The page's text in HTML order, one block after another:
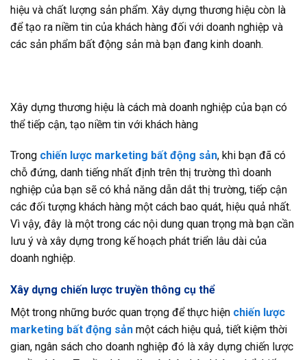
hiệu và chất lượng sản phẩm. Xây dựng thương hiệu còn là
để tạo ra niềm tin của khách hàng đối với doanh nghiệp và
các sản phẩm bất động sản mà bạn đang kinh doanh.
Xây dựng thương hiệu là cách mà doanh nghiệp của bạn có
thể tiếp cận, tạo niềm tin với khách hàng
Trong chiến lược marketing bất động sản, khi bạn đã có
chỗ đứng, danh tiếng nhất định trên thị trường thì doanh
nghiệp của bạn sẽ có khả năng dẫn dắt thị trường, tiếp cận
các đối tượng khách hàng một cách bao quát, hiệu quả nhất.
Vì vậy, đây là một trong các nội dung quan trọng mà bạn cần
lưu ý và xây dựng trong kế hoạch phát triển lâu dài của
doanh nghiệp.
Xây dựng chiến lược truyền thông cụ thể
Một trong những bước quan trọng để thực hiện chiến lược
marketing bất động sản một cách hiệu quả, tiết kiệm thời
gian, ngân sách cho doanh nghiệp đó là xây dựng chiến lược